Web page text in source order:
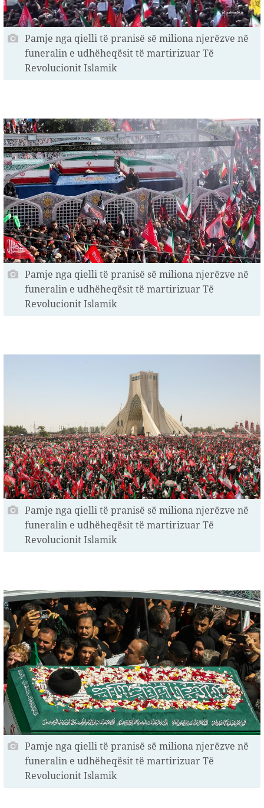
Pamje nga qielli të pranisë së miliona njerëzve në
funeralin e udhëheqësit të martirizuar Të
Revolucionit Islamik
Pamje nga qielli të pranisë së miliona njerëzve në
funeralin e udhëheqësit të martirizuar Të
Revolucionit Islamik
Pamje nga qielli të pranisë së miliona njerëzve në
funeralin e udhëheqësit të martirizuar Të
Revolucionit Islamik
Pamje nga qielli të pranisë së miliona njerëzve në
funeralin e udhëheqësit të martirizuar Të
Revolucionit Islamik